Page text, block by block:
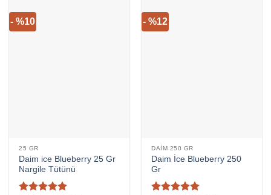
- %10
25 GR
Daim ice Blueberry 25 Gr
Nargile Tütünü
- %12
DAIM 250 GR
Daim İce Blueberry 250
Gr